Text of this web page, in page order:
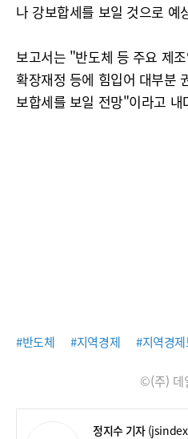
나 강보합세를 보일 것으로 예
보고서는 "반도체 등 주요 제
확장재정 등에 힘입어 대부분
보합세를 보일 전망"이라고 내
#반도체 #지역경제 #지역경
©(주) 데
정지수 기자